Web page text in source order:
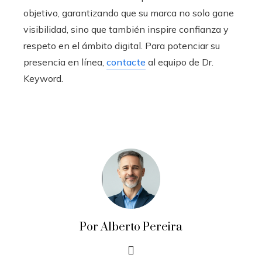
objetivo, garantizando que su marca no solo gane
visibilidad, sino que también inspire confianza y
respeto en el ámbito digital. Para potenciar su
presencia en línea, contacte al equipo de Dr.
Keyword.
Por Alberto Pereira